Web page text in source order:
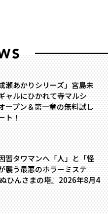
瀬あかりシリーズ」宮島未
ャルにひかれて寺マルシ
ープン＆第一章の無料試し
ト！
タワマンへ――「人」と「怪
襲う最悪のホラーミステ
ひんさまの塔』2026年8月4